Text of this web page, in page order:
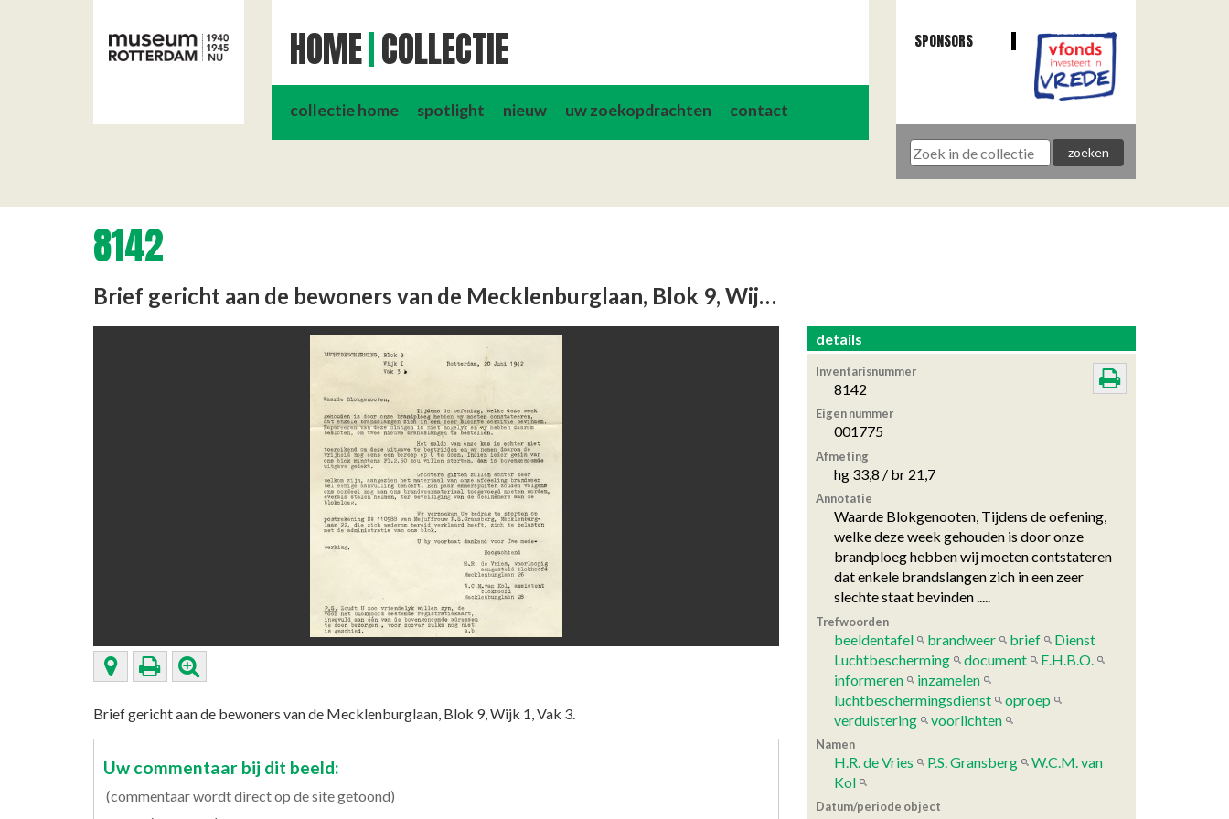
HOME COLLECTIE
collectie home spotlight nieuw uw zoekopdrachten contact
SPONSORS
8142
Brief gericht aan de bewoners van de Mecklenburglaan, Blok 9, Wijk 1, Vak 3.
Brief gericht aan de bewoners van de Mecklenburglaan, Blok 9, Wijk 1, Vak 3.
Uw commentaar bij dit beeld:
(commentaar wordt direct op de site getoond)
details
Inventarisnummer
8142
Eigen nummer
001775
Afmeting
hg 33,8 / br 21,7
Annotatie
Waarde Blokgenooten, Tijdens de oefening,
welke deze week gehouden is door onze
brandploeg hebben wij moeten contstateren
dat enkele brandslangen zich in een zeer
slechte staat bevinden .....
Trefwoorden
beeldentafel brandweer brief
Dienst
Luchtbescherming
document
E.H.B.O.
informeren
inzamelen
luchtbeschermingsdienst
oproep
verduistering
voorlichten
Namen
H.R. de Vries P.S. Gransberg
W.C.M. van
Kol
Datum/periode object